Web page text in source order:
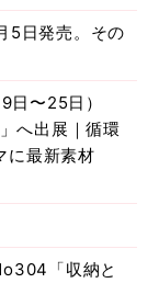
5日発売。その
日〜25日）
へ出展｜循環
に最新素材
「収納と